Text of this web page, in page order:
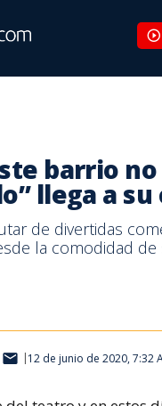
barrio
llega a su
de divertidas
la comodidad de
12 de junio de 2020, 7:32